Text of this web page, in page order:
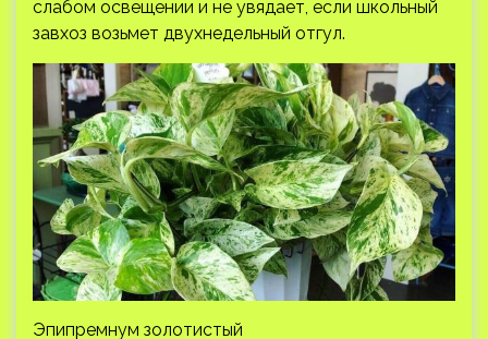
слабом освещении и не увядает, если школьный
завхоз возьмет двухнедельный отгул.
Эпипремнум золотистый